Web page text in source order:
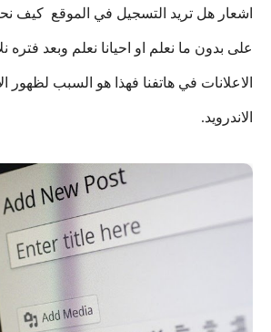
اشعار هل تريد التسجيل في الموقع كيف
على بدون ما نعلم او احيانا نعلم وبعد فتره
الاعلانات في هاتفنا فهذا هو السبب لظهور
الاندرويد.